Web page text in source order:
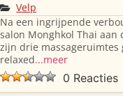
Velp
Na een ingrijpende
salon Monghkol Thai aan
zijn drie massageruimtes
relaxed...meer
0 Reacties